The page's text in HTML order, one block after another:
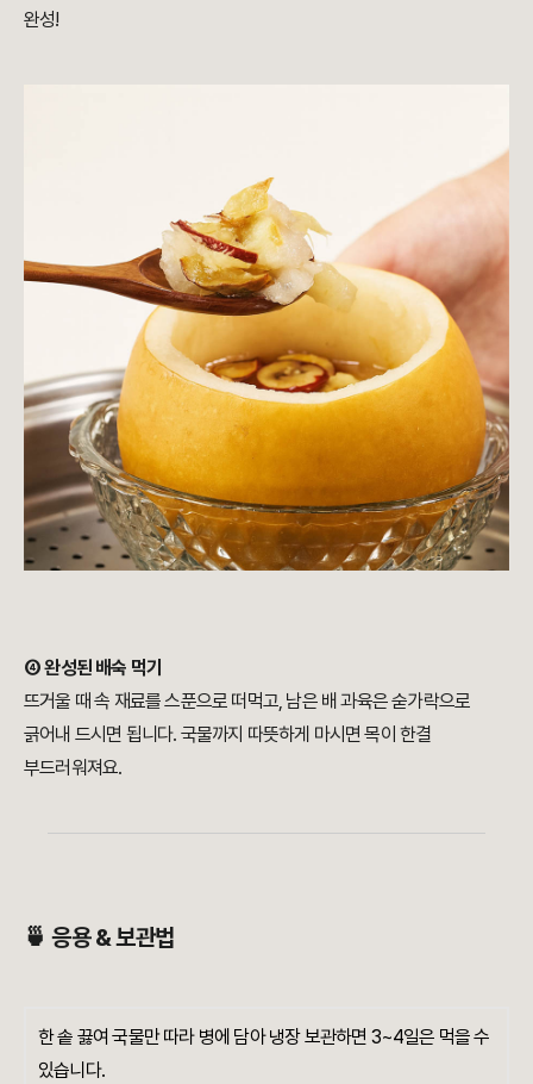
완성!
④ 완성된 배숙 먹기
뜨거울 때 속 재료를 스푼으로 떠먹고, 남은 배 과육은 숟가락으로
긁어내 드시면 됩니다. 국물까지 따뜻하게 마시면 목이 한결
부드러워져요.
🍵 응용 & 보관법
한 솥 끓여 국물만 따라 병에 담아 냉장 보관하면 3~4일은 먹을 수
있습니다.